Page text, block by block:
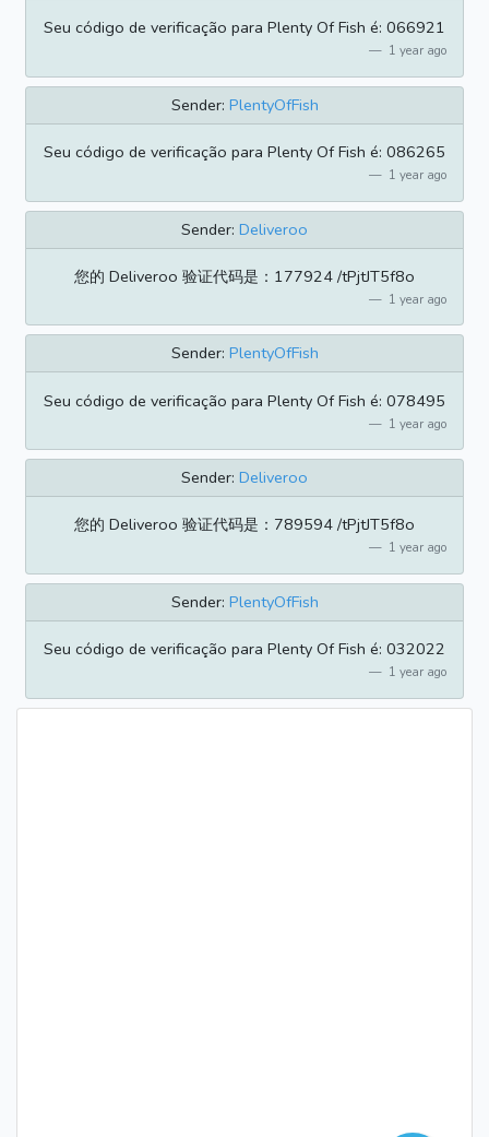
Seu código de verificação para Plenty Of Fish é: 066921
1 year ago
Sender: PlentyOfFish
Seu código de verificação para Plenty Of Fish é: 086265
1 year ago
Sender: Deliveroo
您的 Deliveroo 验证代码是：177924 /tPjtJT5f8o
1 year ago
Sender: PlentyOfFish
Seu código de verificação para Plenty Of Fish é: 078495
1 year ago
Sender: Deliveroo
您的 Deliveroo 验证代码是：789594 /tPjtJT5f8o
1 year ago
Sender: PlentyOfFish
Seu código de verificação para Plenty Of Fish é: 032022
1 year ago